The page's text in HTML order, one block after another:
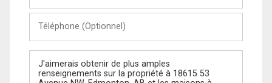
(Optionnel)
Message